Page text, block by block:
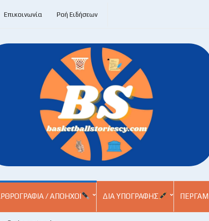
Επικοινωνία Ροή Ειδήσεων
/ ΑΠΌΗΧΟΙ ΔΙΑ ΥΠΟΓΡΑΦΉΣ